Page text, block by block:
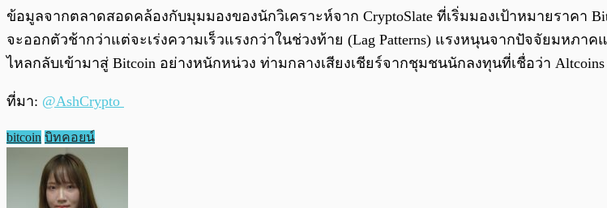
ข้อมูลจากตลาดสอดคล้องกับมุมมองของนักวิเคราะห์จาก CryptoSlate ที่เริ่มมองเป้าหมายราคา
จะออกตัวช้ากว่าแต่จะเร่งความเร็วแรงกว่าในช่วงท้าย (Lag Patterns) แรงหนุนจากปัจจัยมหภา
ไหลกลับเข้ามาสู่ Bitcoin อย่างหนักหน่วง ท่ามกลางเสียงเชียร์จากชุมชนนักลงทุนที่เชื่อว่า
ที่มา: @AshCrypto
bitcoin บิทคอยน์